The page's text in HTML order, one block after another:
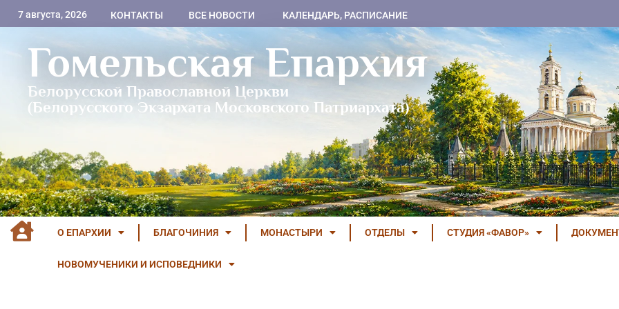
7 августа, 2026 КОНТАКТЫ ВСЕ НОВОСТИ КАЛЕНДАРЬ, РАСПИСАНИЕ
Гомельская Епархия
Белорусской Православной Церкви
(Белорусского Экзархата Московского Патриархата)
О ЕПАРХИИ БЛАГОЧИНИЯ МОНАСТЫРИ ОТДЕЛЫ СТУДИЯ «ФАВОР»
НОВОМУЧЕНИКИ И ИСПОВЕДНИКИ